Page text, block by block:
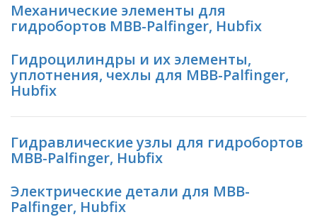
Механические элементы для
гидробортов MBB-Palfinger, Hubfix
Гидроцилиндры и их элементы,
уплотнения, чехлы для MBB-Palfinger,
Hubfix
Гидравлические узлы для гидробортов
MBB-Palfinger, Hubfix
Электрические детали для MBB-
Palfinger, Hubfix